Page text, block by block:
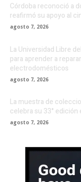
Córdoba reconoció a
reafirmó su apoyo al
agosto 7, 2026
La Universidad Libre
para aprender a
electrodomésticos
agosto 7, 2026
La muestra de
celebra su 33° edición
agosto 7, 2026